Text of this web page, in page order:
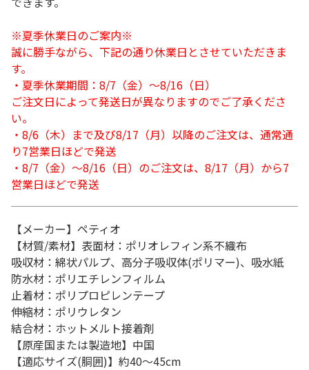
※夏季休業日のご案内※
誠に勝手ながら、下記の通り休業日とさせていただきま
す。
・夏季休業期間：8/7（金）～8/16（日）
ご注文日によって発送日が異なりますのでご了承くださ
い。
・8/6（木）まで及び8/17（月）以降のご注文は、通常通
り7営業日ほどで発送
・8/7（金）～8/16（日）のご注文は、8/17（月）から7
営業日ほどで発送
【メーカー】ペティオ
【材質/素材】表面材：ポリオレフィン系不織布
吸収材：綿状パルプ、高分子吸収体(ポリマー)、吸水紙
防水材：ポリエチレンフィルム
止着材：ポリプロピレンテープ
伸縮材：ポリウレタン
結合材：ホットメルト接着剤
【原産国または製造地】中国
【適応サイズ(胴囲)】約40～45cm